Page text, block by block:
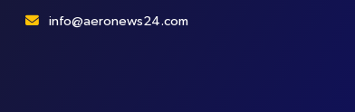
info@aeronews24.com